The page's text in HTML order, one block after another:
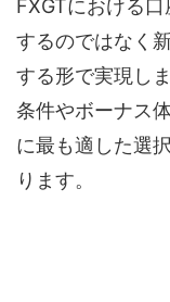
FXGTにおける
するのではなく
する形で実現し
条件やボーナス
に最も適した選
ります。